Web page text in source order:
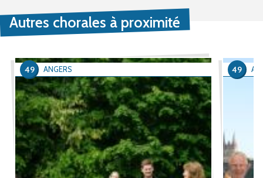
Autres chorales à proximité
ANGERS
49 49